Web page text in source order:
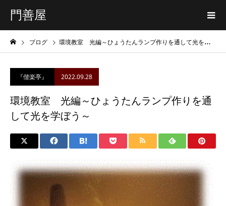
門善屋
ブログ 環境教室 光編～ひょうたんランプ作りを通して光を学ぼう～
『偕楽亭』 2022.09.28
環境教室 光編～ひょうたんランプ作りを通
して光を学ぼう～